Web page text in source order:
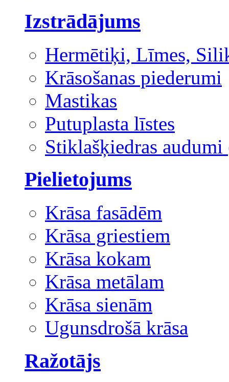
Izstrādājums
Hermētiķi, Līmes,
Krāsošanas piederumi
Mastikas
Putuplasta līstes
Stiklašķiedras audumi
Pielietojums
Krāsa fasādēm
Krāsa griestiem
Krāsa kokam
Krāsa metālam
Krāsa sienām
Ugunsdrošā krāsa
Ražotājs